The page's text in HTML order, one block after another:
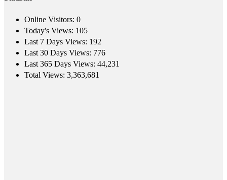
Online Visitors: 0
Today's Views: 105
Last 7 Days Views: 192
Last 30 Days Views: 776
Last 365 Days Views: 44,231
Total Views: 3,363,681